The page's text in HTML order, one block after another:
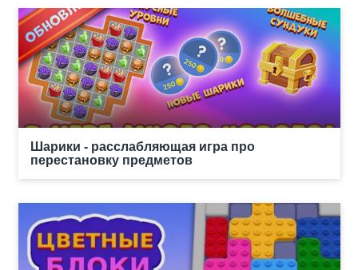
Шарики - расслабляющая игра про
перестановку предметов